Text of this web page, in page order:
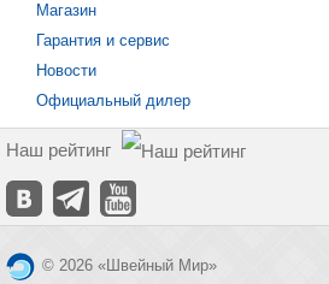
Магазин
Гарантия и сервис
Новости
Официальный дилер
Наш рейтинг
© 2026 «Швейный Мир»